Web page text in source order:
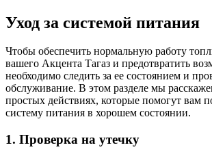
Уход за системой питания
Чтобы обеспечить нормальную работу
вашего Акцента Тагаз и предотвратить
необходимо следить за ее состоянием и
обслуживание. В этом разделе мы
простых действиях, которые помогут вам
систему питания в хорошем состоянии.
1. Проверка на утечку